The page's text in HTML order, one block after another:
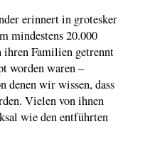
erinnert in grotesker
mindestens 20.000
ihren Familien getrennt
worden waren –
denen wir wissen, dass
Vielen von ihnen
wie den entführten